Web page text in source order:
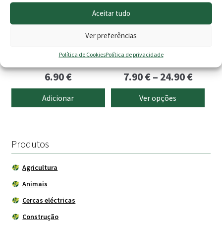
Aceitar tudo
Ver preferências
Política de CookiesPolítica de privacidade
Tomada eléctrica com
temporizador 24h
6.90€
Adicionar
7.90€–24.90€Price
range:
7.90 €
Ver opções
The
options
may
chosen
on
page
Produtos
Agricultura
Animais
Cercas eléctricas
Construção